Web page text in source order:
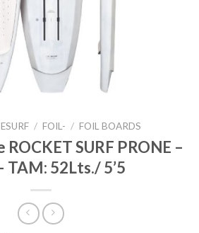
/ FOIL- / FOIL BOARDS
ROCKET SURF PRONE –
TAM: 52Lts./ 5’5